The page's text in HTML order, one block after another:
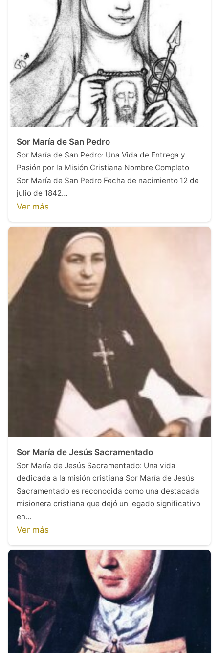
Sor María de San Pedro
Sor María de San Pedro: Una Vida de Entrega y
Pasión por la Misión Cristiana Nombre Completo
Sor María de San Pedro Fecha de nacimiento 12 de
julio de 1842…
Ver más
Sor María de Jesús Sacramentado
Sor María de Jesús Sacramentado: Una vida
dedicada a la misión cristiana Sor María de Jesús
Sacramentado es reconocida como una destacada
misionera cristiana que dejó un legado significativo
en…
Ver más